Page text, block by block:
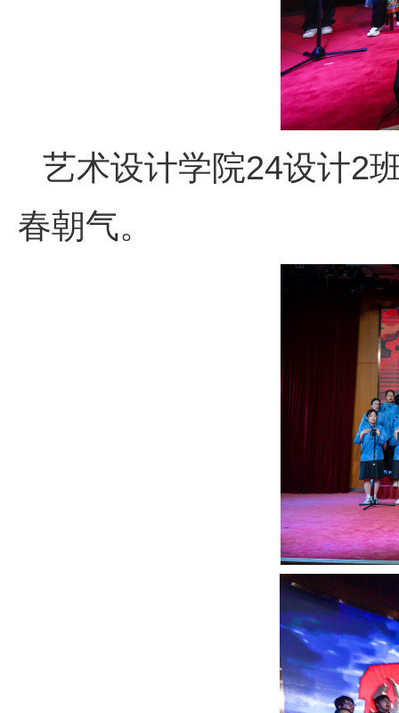
艺术设计学院24设计2
春朝气。